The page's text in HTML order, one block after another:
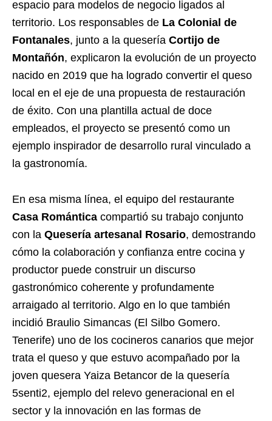
espacio para modelos de negocio ligados al
territorio. Los responsables de La Colonial de
Fontanales, junto a la quesería Cortijo de
Montañón, explicaron la evolución de un proyecto
nacido en 2019 que ha logrado convertir el queso
local en el eje de una propuesta de restauración
de éxito. Con una plantilla actual de doce
empleados, el proyecto se presentó como un
ejemplo inspirador de desarrollo rural vinculado a
la gastronomía.
En esa misma línea, el equipo del restaurante
Casa Romántica compartió su trabajo conjunto
con la Quesería artesanal Rosario, demostrando
cómo la colaboración y confianza entre cocina y
productor puede construir un discurso
gastronómico coherente y profundamente
arraigado al territorio. Algo en lo que también
incidió Braulio Simancas (El Silbo Gomero.
Tenerife) uno de los cocineros canarios que mejor
trata el queso y que estuvo acompañado por la
joven quesera Yaiza Betancor de la quesería
5senti2, ejemplo del relevo generacional en el
sector y la innovación en las formas de